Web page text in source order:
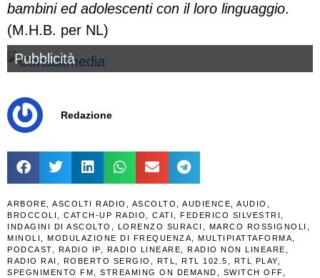
bambini ed adolescenti con il loro linguaggio.
(M.H.B. per NL)
Pubblicità
Redazione
ARBORE ASCOLTI RADIO ASCOLTO AUDIENCE AUDIO
BROCCOLI
CATCH-UP RADIO CATI FEDERICO SILVESTRI
INDAGINI DI ASCOLTO
LORENZO SURACI MARCO ROSSIGNOLI
MINOLI
MODULAZIONE DI FREQUENZA MULTIPIATTAFORMA
PODCAST
RADIO IP RADIO LINEARE RADIO NON LINEARE
RADIO RAI
ROBERTO SERGIO RTL RTL 102.5 RTL PLAY
SPEGNIMENTO FM
STREAMING ON DEMAND SWITCH OFF